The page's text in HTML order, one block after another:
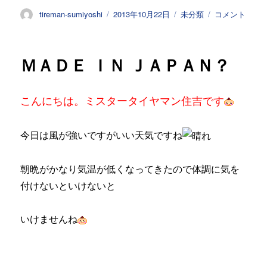
投
tireman-sumiyoshi
投
2013年10月22日
カ
ー
未分類
サ
ャ
が・・・。
コメント
ＭＡＤＥ ＩＮ ＪＡＰＡＮ？
こんにちは。ミスタータイヤマン住吉です
今日は風が強いですがいい天気ですね
朝晩がかなり気温が低くなってきたので体調に気を
付けないといけないと
いけませんね